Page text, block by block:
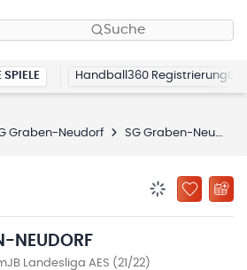
Suche
SPIELE Handball360 Registrierung
Graben-Neudorf SG Graben-Neudorf
ZU
NEUDORF
Landesliga AES (21/22)